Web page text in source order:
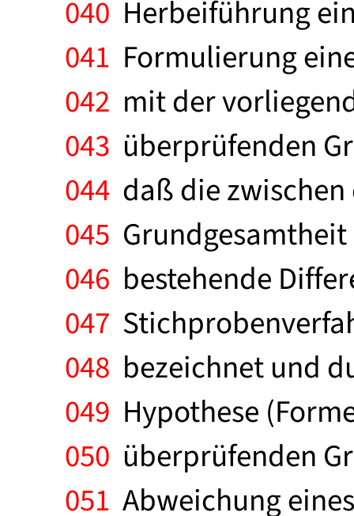
040 Herbeiführung
041 Formulierung
042 mit der
043 überprüfenden
044 daß die
045
046 bestehende
047
048 bezeichnet und
049 Hypothese
050 überprüfenden
051 Abweichung